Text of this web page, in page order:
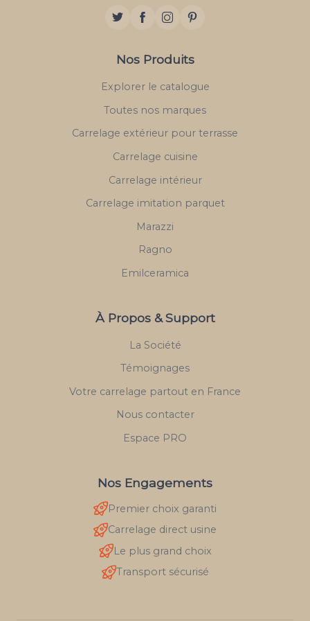
Nos Produits
Explorer le catalogue
Toutes nos marques
Carrelage extérieur pour terrasse
Carrelage cuisine
Carrelage intérieur
Carrelage imitation parquet
Marazzi
Ragno
Emilceramica
À Propos & Support
La Société
Témoignages
Votre carrelage partout en France
Nous contacter
Espace PRO
Nos Engagements
Premier choix garanti
Carrelage direct usine
Le plus grand choix
Transport sécurisé